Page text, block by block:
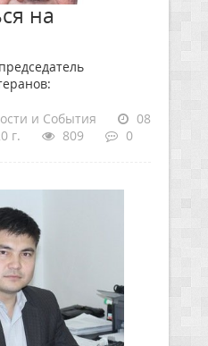
на
и События
08
г.
809 0